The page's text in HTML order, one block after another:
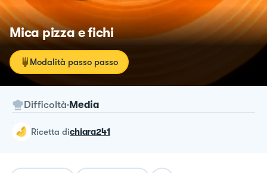
Mica pizza e fichi
Modalità passo passo
Difficoltà Media
ricetta dichiara241